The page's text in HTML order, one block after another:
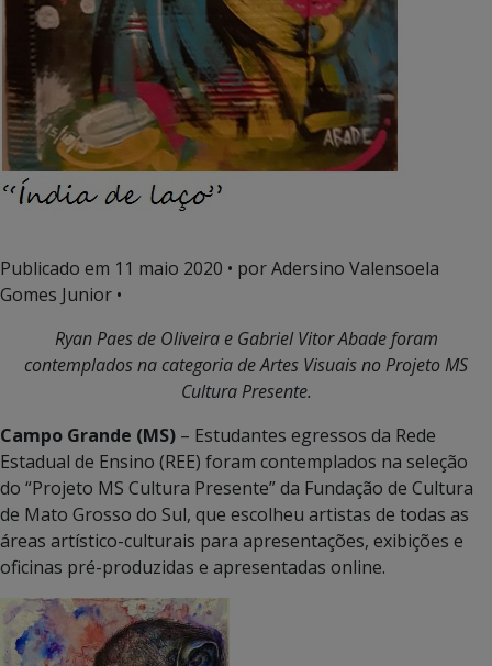
Publicado em 11 maio 2020 • por Adersino Valensoela
Gomes Junior •
RyanPaes de Oliveira e Gabriel Vitor Abadeforam
contemplados na categoria de Artes Visuais no Projeto MS
Cultura Presente.
Campo Grande (MS) – Estudantes egressos da Rede
Estadual de Ensino (REE) foram contemplados na seleção
do “Projeto MS Cultura Presente” da Fundação de Cultura
de Mato Grosso do Sul, que escolheu artistas de todas as
áreas artístico-culturais para apresentações, exibições e
oficinas pré-produzidas e apresentadas online.